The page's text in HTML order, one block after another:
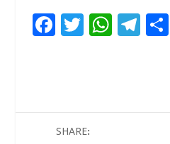
F
b
o
T
r
W
A
T
ra
SHARE: